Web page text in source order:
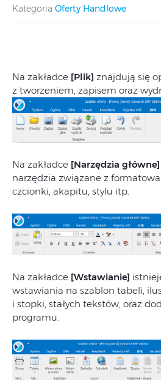
Kategoria Oferty Handlowe
Na zakładce [Plik] znajdują się
z tworzeniem, zapisem oraz
Na zakładce [Narzędzia główne]
narzędzia związane z
czcionki, akapitu, stylu itp.
Na zakładce [Wstawianie]
wstawiania na szablon tabeli,
i stopki, stałych tekstów, oraz
programu.